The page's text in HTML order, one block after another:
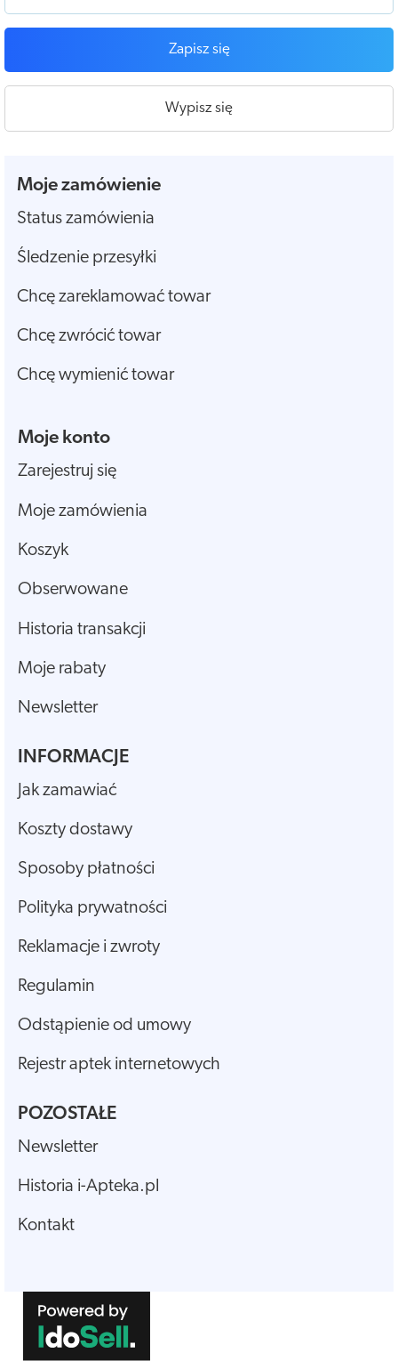
Zapisz się
Wypisz się
Moje zamówienie
Status zamówienia
Śledzenie przesyłki
Chcę zareklamować towar
Chcę zwrócić towar
Chcę wymienić towar
Moje konto
Zarejestruj się
Moje zamówienia
Koszyk
Obserwowane
Historia transakcji
Moje rabaty
Newsletter
INFORMACJE
Jak zamawiać
Koszty dostawy
Sposoby płatności
Polityka prywatności
Reklamacje i zwroty
Regulamin
Odstąpienie od umowy
Rejestr aptek internetowych
POZOSTAŁE
Newsletter
Historia i-Apteka.pl
Kontakt